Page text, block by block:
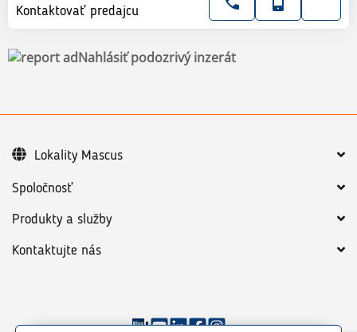
Kontaktovať predajcu
Nahlásiť podozrivý inzerát
Spoločnosť
Produkty a služby
Kontaktujte nás
Lokality Mascus